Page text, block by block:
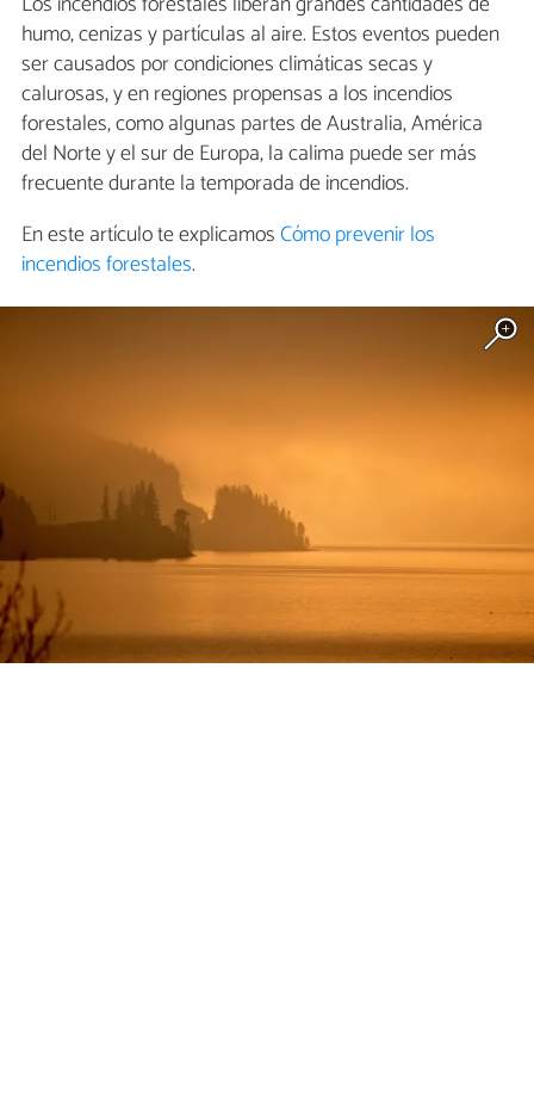
humo, cenizas y partículas al aire. Estos eventos pueden
ser causados por condiciones climáticas secas y
calurosas, y en regiones propensas a los incendios
forestales, como algunas partes de Australia, América
del Norte y el sur de Europa, la calima puede ser más
frecuente durante la temporada de incendios.
En este artículo te explicamosCómo prevenir los
incendios forestales.